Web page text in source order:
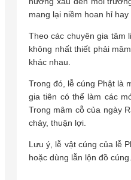
mang lại niềm hoan hỉ hay
Theo các chuyên gia tâm
không nhất thiết phải
khác nhau.
Trong đó, lễ cúng Phật là
gia tiên có thể làm các
Trong mâm cỗ của ngày
chảy, thuận lợi.
Lưu ý, lễ vật cúng của lễ
hoặc dùng lẫn lộn đồ